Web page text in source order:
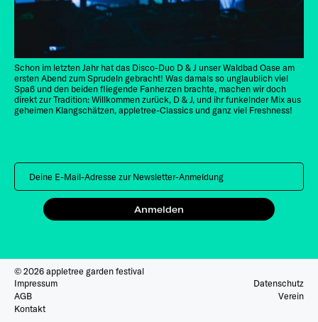
Schon im letzten Jahr hat das Disco-Duo D & J unser Waldbad Oase am
ersten Abend zum Sprudeln gebracht! Was damals so unglaublich viel
Spaß und den beiden fliegende Fanherzen brachte, machen wir doch
direkt zur Tradition: Willkommen zurück, D & J, und ihr funkelnder Mix aus
geheimen Klangschätzen, appletree-Classics und ganz viel Freshness!
Anmelden
Impressum
Datenschutz
AGB
Verein
Kontakt
© 2026 appletree garden festival